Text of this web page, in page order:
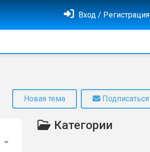
Вход / Регистрация
Новая тема Подписаться
Категории